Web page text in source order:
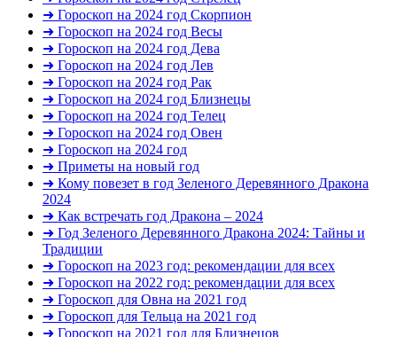
➜ Гороскоп на 2024 год Скорпион
➜ Гороскоп на 2024 год Весы
➜ Гороскоп на 2024 год Дева
➜ Гороскоп на 2024 год Лев
➜ Гороскоп на 2024 год Рак
➜ Гороскоп на 2024 год Близнецы
➜ Гороскоп на 2024 год Телец
➜ Гороскоп на 2024 год Овен
➜ Гороскоп на 2024 год
➜ Приметы на новый год
➜ Кому повезет в год Зеленого Деревянного Дракона
2024
➜ Как встречать год Дракона – 2024
➜ Год Зеленого Деревянного Дракона 2024: Тайны и
Традиции
➜ Гороскоп на 2023 год: рекомендации для всех
➜ Гороскоп на 2022 год: рекомендации для всех
➜ Гороскоп для Овна на 2021 год
➜ Гороскоп для Тельца на 2021 год
➜ Гороскоп на 2021 год для Близнецов